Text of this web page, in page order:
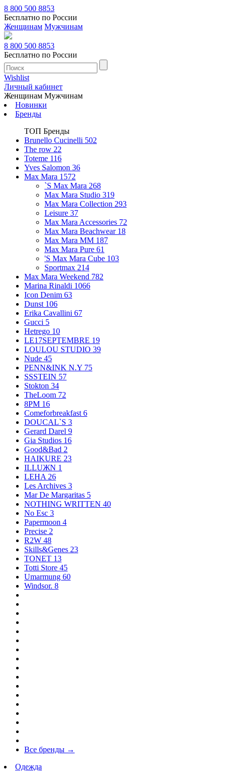
8 800 500 8853
Бесплатно по России
Женщинам Мужчинам
8 800 500 8853
Бесплатно по России
Wishlist
Личный кабинет
Женщинам Мужчинам
Новинки
Бренды
ТОП Бренды
Brunello Cucinelli 502
The row 22
Toteme 116
Yves Salomon 36
Max Mara 1572
`S Max Mara 268
Max Mara Studio 319
Max Mara Collection 293
Leisure 37
Max Mara Accessories 72
Max Mara Beachwear 18
Max Mara MM 187
Max Mara Pure 61
'S Max Mara Cube 103
Sportmax 214
Max Mara Weekend 782
Marina Rinaldi 1066
Icon Denim 63
Dunst 106
Erika Cavallini 67
Gucci 5
Hetrego 10
LE17SEPTEMBRE 19
LOULOU STUDIO 39
Nude 45
PENN&INK N.Y 75
SSSTEIN 57
Stokton 34
TheLoom 72
8PM 16
Comeforbreakfast 6
DOUCAL`S 3
Gerard Darel 9
Gia Studios 16
Good&Bad 2
HAIKURE 23
ILLUЖN 1
LEHA 26
Les Archives 3
Mar De Margaritas 5
NOTHING WRITTEN 40
No Esc 3
Papermoon 4
Precise 2
R2W 48
Skills&Genes 23
TONET 13
Totti Store 45
Umarmung 60
Windsor. 8
Все бренды →
Одежда